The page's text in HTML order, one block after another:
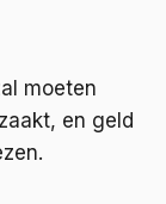
moeten
en geld